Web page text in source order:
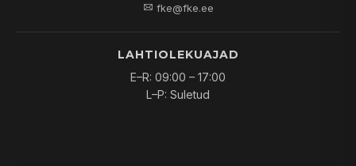
fke@fke.ee
LAHTIOLEKUAJAD
E–R: 09:00 – 17:00
L–P: Suletud